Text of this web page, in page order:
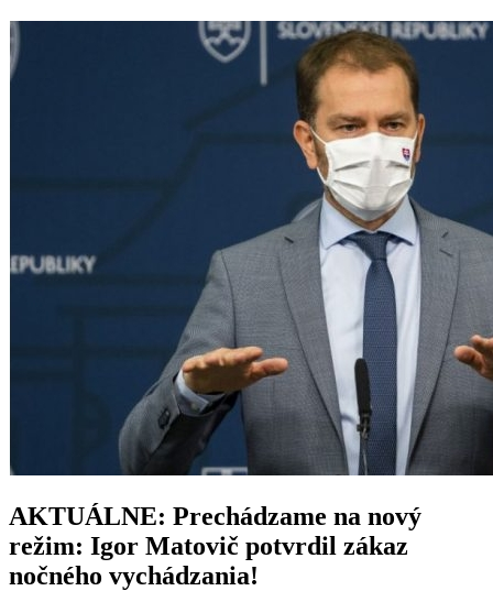
AKTUÁLNE: Prechádzame na nový
režim: Igor Matovič potvrdil zákaz
nočného vychádzania!